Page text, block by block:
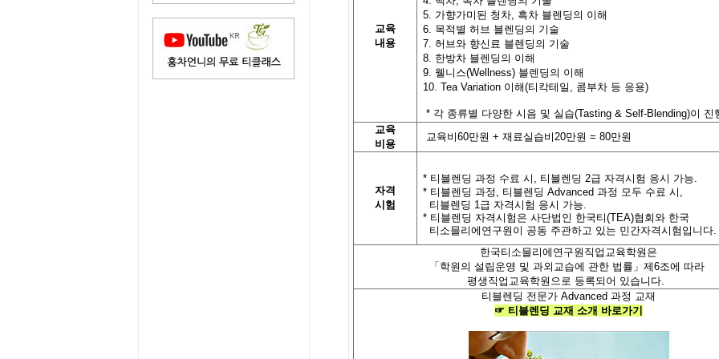
교육
내용
5. 가향가미된 청차, 흑차 블렌딩의 이해
6. 목적별 허브 블렌딩의 기술
7. 허브와 향신료 블렌딩의 기술
8. 한방차 블렌딩의 이해
9. 웰니스(Wellness) 블렌딩의 이해
10. Tea Variation 이해(티칵테일, 콤부차 등 응용)
* 각 종류별 다양한 시음 및 실습(Tasting & Self-Blending)이 진
교육
비용
교육비60만원 + 재료실습비20만원 = 80만원
자격
시험
* 티블렌딩 과정 수료 시 , 티블렌딩 2급 자격시험 응시 가능.
* 티블렌딩 과정 , 티블렌딩 Advanced 과정 모두 수료 시 ,
티블렌딩 1급 자격시험 응시 가능.
* 티블렌딩 자격시험은 사단법인 한국티(TEA)협회와 한국
티소믈리에연구원이 공동 주관하고 있는 민간자격시험입니다.
한국티소믈리에연구원직업교육학원 은
「학원의 설립운영 및 과외교습에 관한 법률」제6조에 따라
평생직업교육학원 으로 등록되어 있습니다.
티블렌딩 전문가 Advanced 과정 교재
☞ 티블렌딩 교재 소개 바로가기